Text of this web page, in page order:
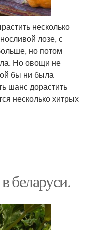
несколько
лозе, с
но потом
Но овощи не
бы ни была
шанс дорастить
несколько хитрых
беларуси.